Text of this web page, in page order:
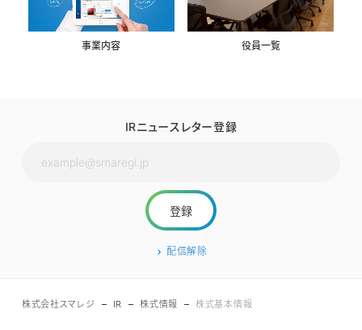
事業内容 役員一覧
IRニュースレター登録
配信解除
株式会社スマレジ IR 株式情報 株式基本情報